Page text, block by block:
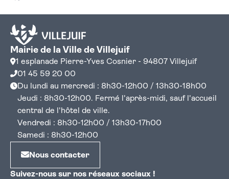
Mairie de la Ville de Villejuif
1 esplanade Pierre-Yves Cosnier - 94807 Villejuif
01 45 59 20 00
Du lundi au mercredi : 8h30-12h00 / 13h30-18h00
Jeudi : 8h30-12h00. Fermé l'après-midi, sauf l'accueil
central de l'hôtel de ville.
Vendredi : 8h30-12h00 / 13h30-17h00
Samedi : 8h30-12h00
Nous contacter
Suivez-nous sur nos réseaux sociaux !